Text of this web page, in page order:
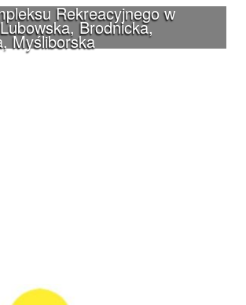
Rekreacyjnego w
Brodnicka,
Myśliborska